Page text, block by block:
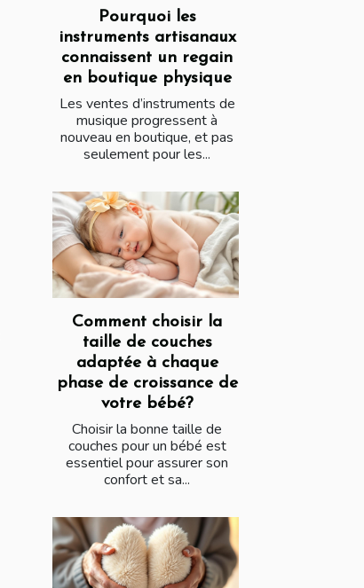
Pourquoi les
instruments artisanaux
connaissent un regain
en boutique physique
Les ventes d’instruments de
musique progressent à
nouveau en boutique, et pas
seulement pour les...
Comment choisir la
taille de couches
adaptée à chaque
phase de croissance de
votre bébé?
Choisir la bonne taille de
couches pour un bébé est
essentiel pour assurer son
confort et sa...